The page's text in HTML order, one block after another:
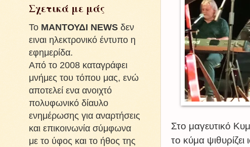
Στο μαγευτικό
το κύμα
Σχετικά με μάς
To ΜΑΝΤΟΥΔΙ NEWS δεν
ειναι ηλεκτρονικό έντυπο η
εφημερίδα.
Από το 2008 καταγράφει
μνήμες του τόπου μας, ενώ
αποτελεί ενα ανοιχτό
πολυφωνικό δίαυλο
ενημέρωσης για αναρτήσεις
και επικοινωνία σύμφωνα
με το ύφος και το ήθος της